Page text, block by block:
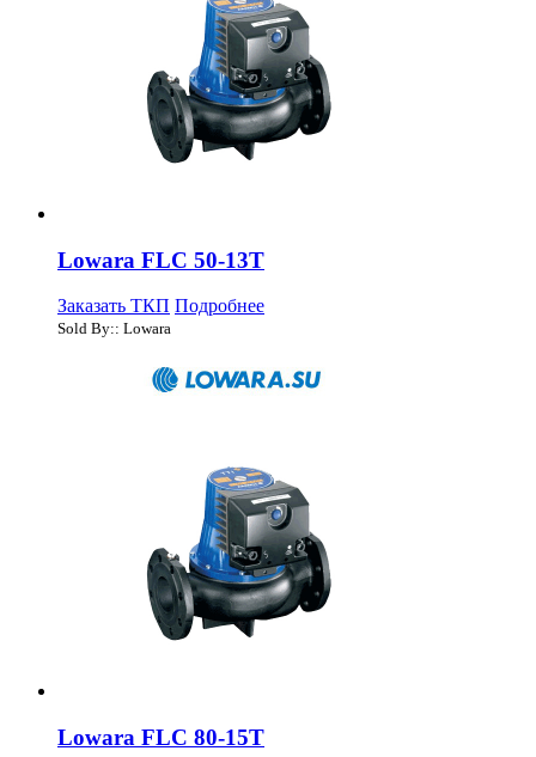
Lowara FLC 50-13T
Заказать ТКП Подробнее
Sold By:: Lowara
Lowara FLC 80-15T